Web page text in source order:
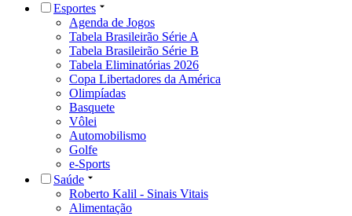
Esportes
Agenda de Jogos
Tabela Brasileirão Série A
Tabela Brasileirão Série B
Tabela Eliminatórias 2026
Copa Libertadores da América
Olimpíadas
Basquete
Vôlei
Automobilismo
Golfe
e-Sports
Saúde
Roberto Kalil - Sinais Vitais
Alimentação